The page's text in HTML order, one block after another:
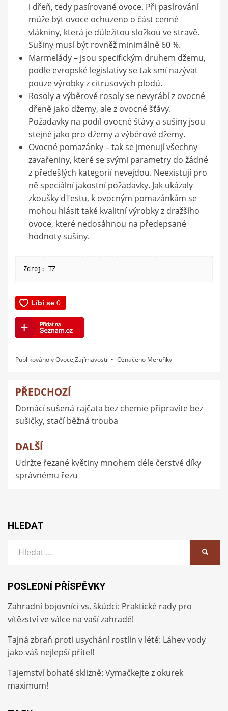
i dřeň, tedy pasírované ovoce. Při pasírování
může být ovoce ochuzeno o část cenné
vlákniny, která je důležitou složkou ve stravě.
Sušiny musí být rovněž minimálně 60 %.
Marmelády – jsou specifickým druhem džemu,
podle evropské legislativy se tak smí nazývat
pouze výrobky z citrusových plodů.
Rosoly a výběrové rosoly se nevyrábí z ovocné
dřeně jako džemy, ale z ovocné šťávy.
Požadavky na podíl ovocné šťávy a sušiny jsou
stejné jako pro džemy a výběrové džemy.
Ovocné pomazánky – tak se jmenují všechny
zavařeniny, které se svými parametry do žádné
z předešlých kategorií nevejdou. Neexistují pro
ně speciální jakostní požadavky. Jak ukázaly
zkoušky dTestu, k ovocným pomazánkám se
mohou hlásit také kvalitní výrobky z dražšího
ovoce, které nedosáhnou na předepsané
hodnoty sušiny.
Zdroj: TZ
Publikováno vOvoce,Zajímavosti Označeno Meruňky
Navigace
pro
příspěvek
PŘEDCHOZÍ
Domácí sušená rajčata bez chemie připravíte bez
sušičky, stačí běžná trouba
DALŠÍ
Udržte řezané květiny mnohem déle čerstvé díky
správnému řezu
HLEDAT
POSLEDNÍ PŘÍSPĚVKY
Zahradní bojovníci vs. škůdci: Praktické rady pro
vítězství ve válce na vaší zahradě!
Tajná zbraň proti usychání rostlin v létě: Láhev vody
jako váš nejlepší přítel!
Tajemství bohaté sklizně: Vymačkejte z okurek
maximum!